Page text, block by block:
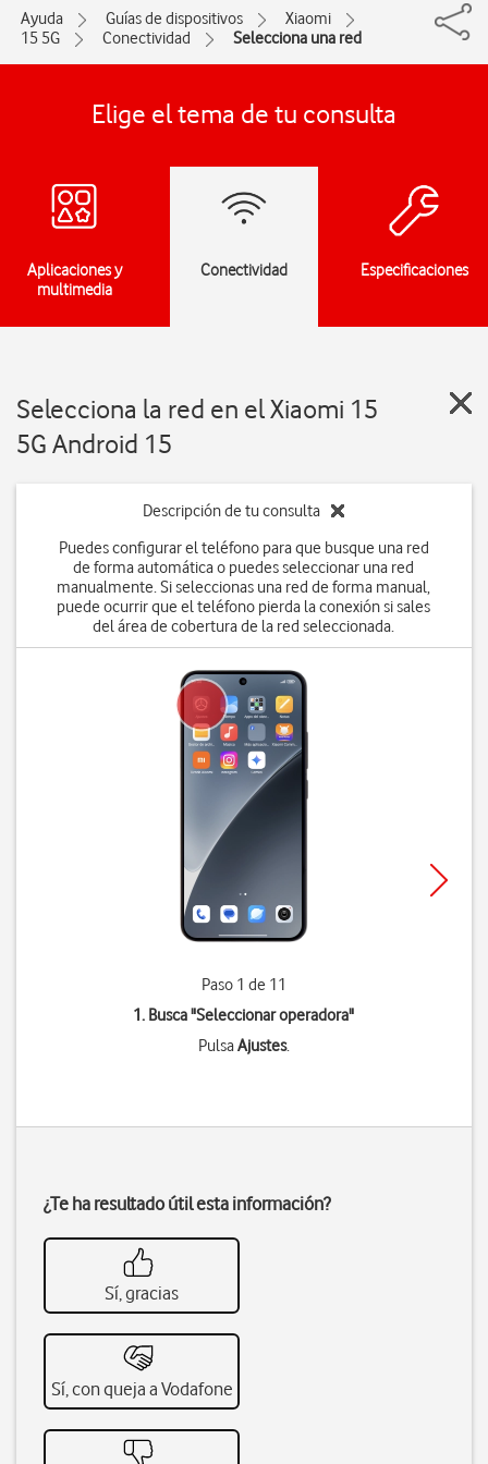
Ayuda Guías de dispositivos
Xiaomi
15 5G
Conectividad Selecciona una red
Elige el tema de tu consulta
Aplicaciones y
multimedia
Conectividad Especificaciones
Selecciona la red en el Xiaomi 15
5G Android 15
Descripción de tu consulta
Puedes configurar el teléfono para que busque una red
de forma automática o puedes seleccionar una red
manualmente. Si seleccionas una red de forma manual,
puede ocurrir que el teléfono pierda la conexión si sales
del área de cobertura de la red seleccionada.
Paso 1 de 11
1. Busca "Seleccionar operadora"
PulsaAjustes.
¿Te ha resultado útil esta información?
Sí, gracias
Sí, con queja a Vodafone